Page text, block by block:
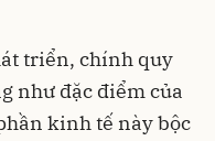
triển, chính quy
như đặc điểm của
kinh tế này bộc